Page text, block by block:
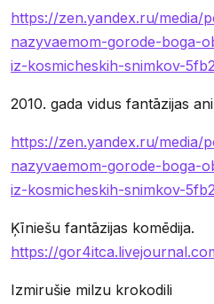
https://zen.yandex.ru/media/
nazyvaemom-gorode-boga-
iz-kosmicheskih-snimkov-
2010. gada vidus fantāzijas
https://zen.yandex.ru/media/
nazyvaemom-gorode-boga-
iz-kosmicheskih-snimkov-
Ķīniešu fantāzijas komēdija.
https://
Izmirušie milzu krokodili